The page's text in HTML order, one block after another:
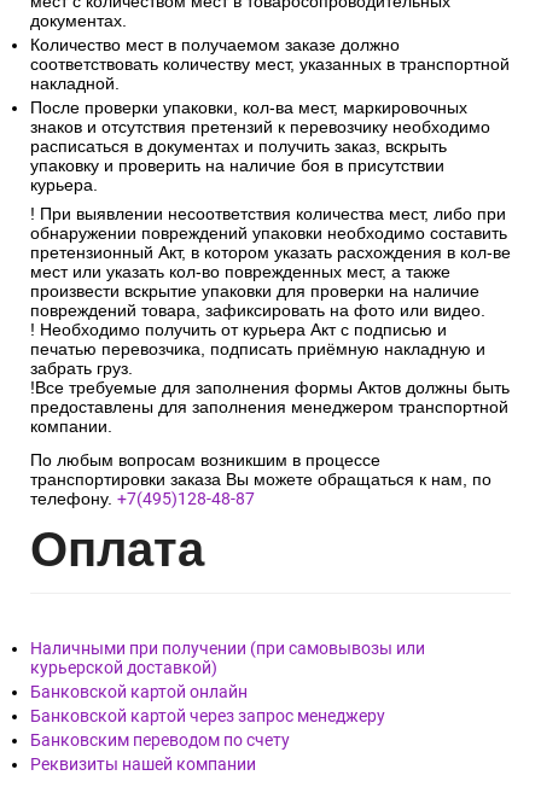
документах.
Количество мест в получаемом заказе должно
соответствовать количеству мест, указанных в транспортной
накладной.
После проверки упаковки, кол-ва мест, маркировочных
знаков и отсутствия претензий к перевозчику необходимо
расписаться в документах и получить заказ, вскрыть
упаковку и проверить на наличие боя в присутствии
курьера.
! При выявлении несоответствия количества мест, либо при
обнаружении повреждений упаковки необходимо составить
претензионный Акт, в котором указать расхождения в кол-ве
мест или указать кол-во поврежденных мест, а также
произвести вскрытие упаковки для проверки на наличие
повреждений товара, зафиксировать на фото или видео.
! Необходимо получить от курьера Акт с подписью и
печатью перевозчика, подписать приёмную накладную и
забрать груз.
!Все требуемые для заполнения формы Актов должны быть
предоставлены для заполнения менеджером транспортной
компании.
По любым вопросам возникшим в процессе
транспортировки заказа Вы можете обращаться к нам, по
телефону. +7(495)128-48-87
Оплата
Наличными при получении (при самовывозы или
курьерской доставкой)
Банковской картой онлайн
Банковской картой через запрос менеджеру
Банковским переводом по счету
Реквизиты нашей компании